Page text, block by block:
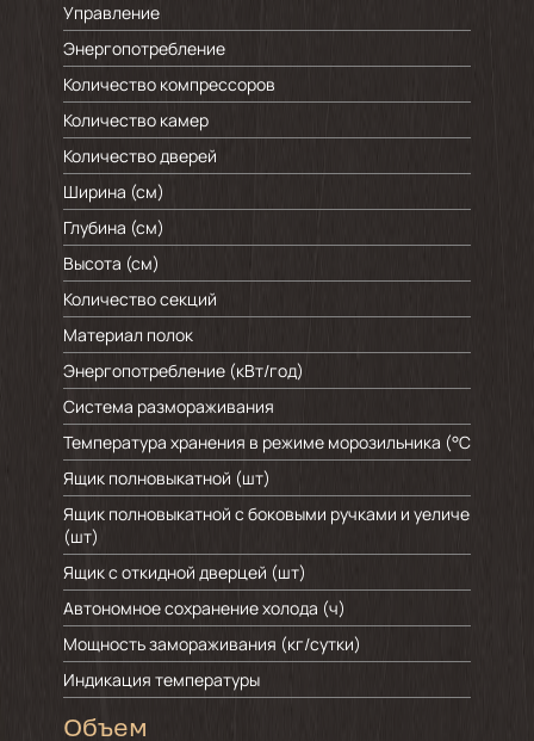
Управление
Энергопотребление
Количество компрессоров
Количество камер
Количество дверей
Ширина (см)
Глубина (см)
Высота (см)
Количество секций
Материал полок
Энергопотребление (кВт/год)
Система размораживания
Температура хранения в режиме морозильника (°C)
Ящик полновыкатной (шт)
Ящик полновыкатной с боковыми ручками и уеличенным
(шт)
Ящик с откидной дверцей (шт)
Автономное сохранение холода (ч)
Мощность замораживания (кг/cутки)
Индикация температуры
Объем